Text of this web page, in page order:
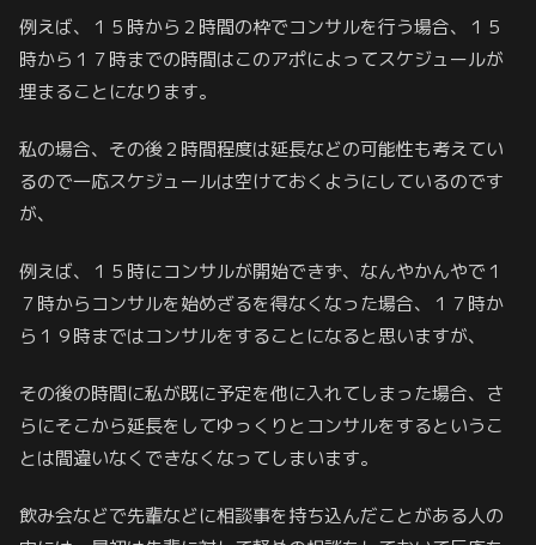
例えば、１５時から２時間の枠でコンサルを行う場合、１５
時から１７時までの時間はこのアポによってスケジュールが
埋まることになります。
私の場合、その後２時間程度は延長などの可能性も考えてい
るので一応スケジュールは空けておくようにしているのです
が、
例えば、１５時にコンサルが開始できず、なんやかんやで１
７時からコンサルを始めざるを得なくなった場合、１７時か
ら１９時まではコンサルをすることになると思いますが、
その後の時間に私が既に予定を他に入れてしまった場合、さ
らにそこから延長をしてゆっくりとコンサルをするというこ
とは間違いなくできなくなってしまいます。
飲み会などで先輩などに相談事を持ち込んだことがある人の